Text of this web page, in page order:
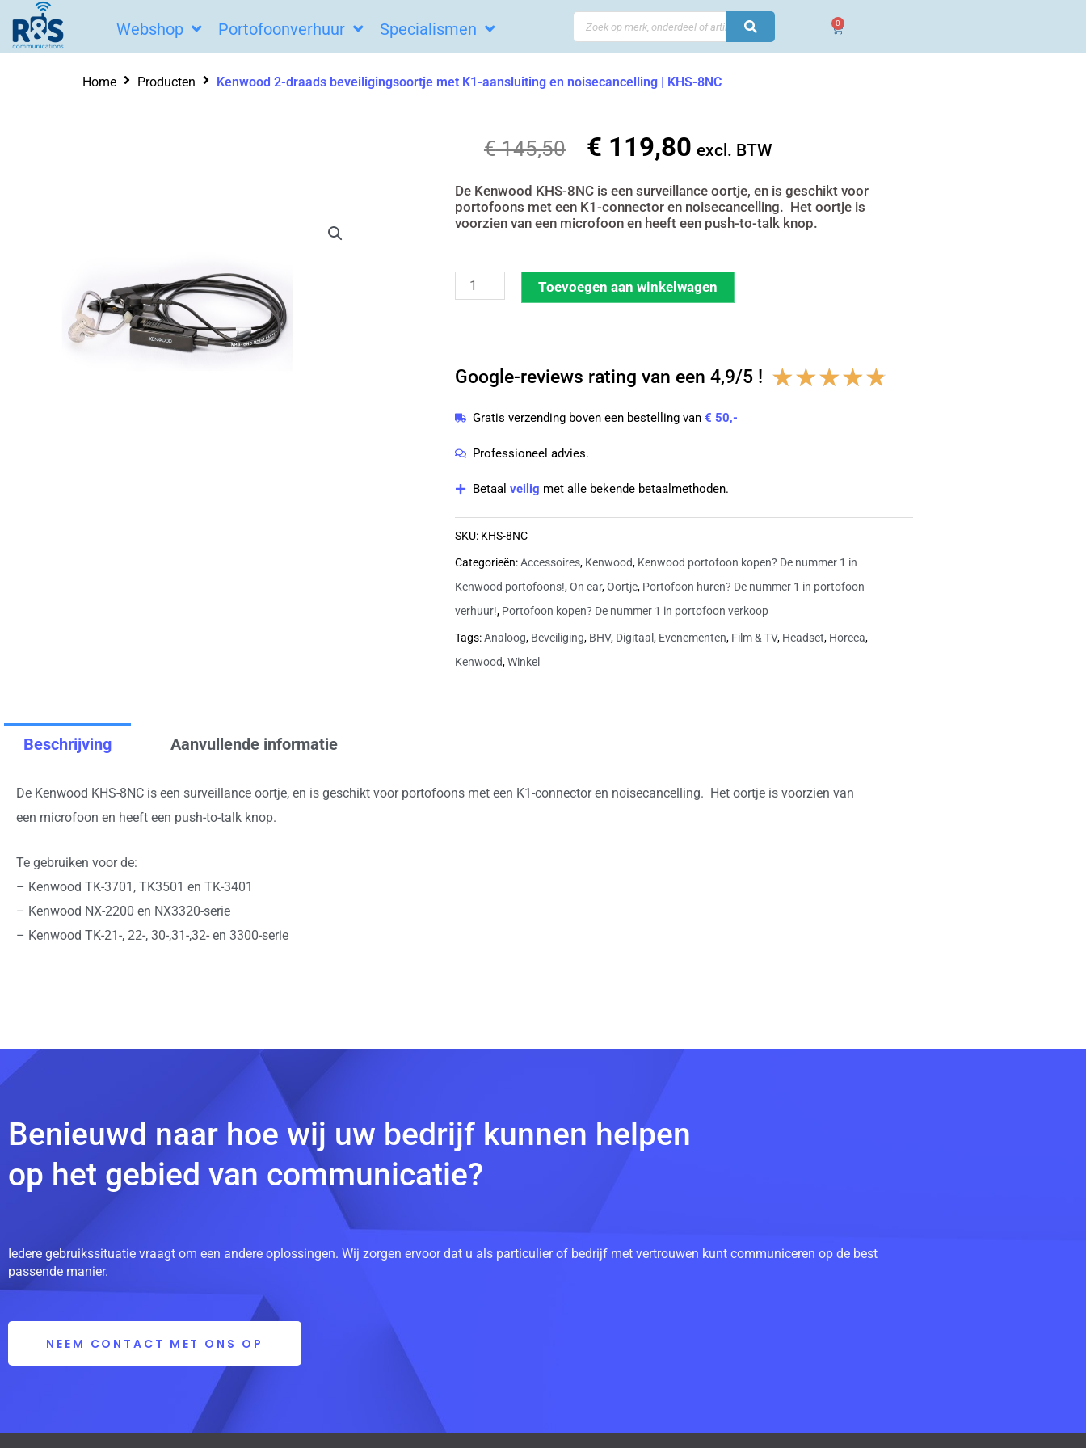
naar
Webshop Portofoonverhuur Specialismen
Search
...
0
Winkelwagen
Home Producten Kenwood 2-draads beveiligingsoortje met K1-aansluiting en noisecancelling | KHS-8NC
€145,50
Oorspronkelijke
was:
€ 145,50.
€ 119,80Huidige
is:
€ 119,80.
excl. BTW
De Kenwood KHS-8NC is een surveillance oortje, en is geschikt voor
portofoons met een K1-connector en noisecancelling. Het oortje is
voorzien van een microfoon en heeft een push-to-talk knop.
Kenwood
met
aansluiting
en
aantal
Toevoegen aan winkelwagen
Google-reviews rating van een 4,9/5 ! ★★★★★
Gratis verzending boven een bestelling van€ 50,-
Professioneel advies.
Betaalveilig met alle bekende betaalmethoden.
SKU: KHS-8NC
Categorieën:Accessoires, Kenwood, Kenwood portofoon kopen? De nummer 1 in
Kenwood portofoons!,On ear,Oortje, Portofoon huren? De nummer 1 in portofoon
verhuur!, Portofoon kopen? De nummer 1 in portofoon verkoop
Tags:Analoog, Beveiliging, BHV, Digitaal, Evenementen, Film & TV, Headset, Horeca,
Kenwood,Winkel
Beschrijving Aanvullende informatie
De Kenwood KHS-8NC is een surveillance oortje, en is geschikt voor portofoons met een K1-connector en noisecancelling. Het oortje is voorzien van
een microfoon en heeft een push-to-talk knop.
Te gebruiken voor de:
– Kenwood TK-3701, TK3501 en TK-3401
– Kenwood NX-2200 en NX3320-serie
– Kenwood TK-21-, 22-, 30-,31-,32- en 3300-serie
Benieuwd naar hoe wij uw bedrijf kunnen helpen
op het gebied van communicatie?
Iedere gebruikssituatie vraagt om een andere oplossingen. Wij zorgen ervoor dat u als particulier of bedrijf met vertrouwen kunt communiceren op de best
passende manier.
NEEM CONTACT MET ONS OP